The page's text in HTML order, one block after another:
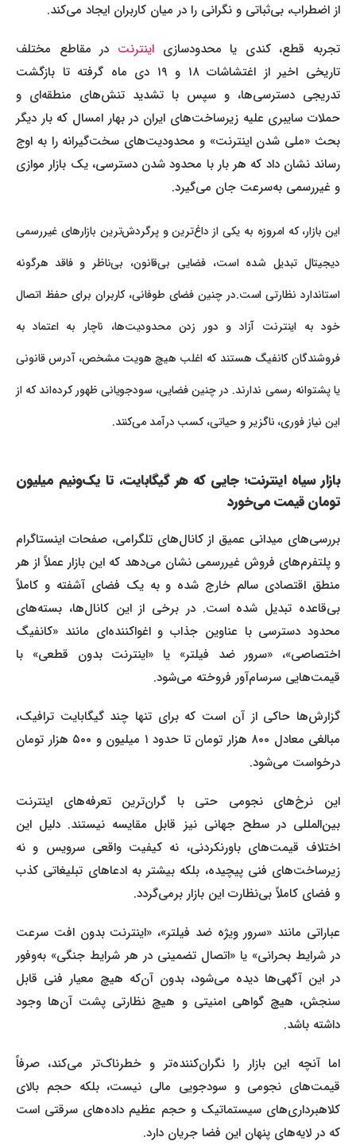
از اضطراب، بی‌ثباتی و نگرانی را در میان کاربران ایجاد می‌کند.
تجربه قطع، کندی یا محدودسازیاینترنتدر مقاطع مختلف
تاریخی اخیر از اغتشاشات ۱۸ و ۱۹ دی ماه گرفته تا بازگشت
تدریجی دسترسی‌ها، و سپس با تشدید تنش‌های منطقه‌ای و
حملات سایبری علیه زیرساخت‌های ایران در بهار امسال که بار دیگر
بحث «ملی شدن اینترنت» و محدودیت‌های سخت‌گیرانه را به اوج
رساند نشان داد که هر بار با محدود شدن دسترسی، یک بازار موازی
و غیررسمی به‌سرعت جان می‌گیرد.
این بازار، که امروزه به یکی از داغ‌ترین و پرگردش‌ترین بازارهای غیررسمی
دیجیتال تبدیل شده است، فضایی بی‌قانون، بی‌ناظر و فاقد هرگونه
استاندارد نظارتی است.در چنین فضای طوفانی، کاربران برای حفظ اتصال
خود به اینترنت آزاد و دور زدن محدودیت‌ها، ناچار به اعتماد به
فروشندگان کانفیگ‌ هستند که اغلب هیچ هویت مشخص، آدرس قانونی
یا پشتوانه رسمی ندارند. در چنین فضایی، سودجویانی ظهور کرده‌اند که از
این نیاز فوری، ناگزیر و حیاتی، کسب درآمد می‌کنند.
بازار سیاه اینترنت؛ جایی که هر گیگابایت، تا یک‌ونیم میلیون
تومان قیمت می‌خورد
بررسی‌های میدانی عمیق از کانال‌های تلگرامی، صفحات اینستاگرام
و پلتفرم‌های فروش غیررسمی نشان می‌دهد که این بازار عملاً از هر
منطق اقتصادی سالم خارج شده و به یک فضای آشفته و کاملاً
بی‌قاعده تبدیل شده است. در برخی از این کانال‌ها، بسته‌های
محدود دسترسی با عناوین جذاب و اغواکننده‌ای مانند «کانفیگ
اختصاصی»، «سرور ضد فیلتر» یا «اینترنت بدون قطعی» با
قیمت‌هایی سرسام‌آور فروخته می‌شود.
گزارش‌ها حاکی از آن است که برای تنها چند گیگابایت ترافیک،
مبالغی معادل ۸۰۰ هزار تومان تا حدود ۱ میلیون و ۵۰۰ هزار تومان
درخواست می‌شود.
این نرخ‌های نجومی حتی با گران‌ترین تعرفه‌های اینترنت
بین‌المللی در سطح جهانی نیز قابل مقایسه نیستند. دلیل این
اختلاف قیمت‌های باورنکردنی، نه کیفیت واقعی سرویس و نه
زیرساخت‌های فنی پیچیده، بلکه بیشتر به ادعاهای تبلیغاتی کذب
و فضای کاملاً بی‌نظارت این بازار برمی‌گردد.
عباراتی مانند «سرور ویژه ضد فیلتر»، «اینترنت بدون افت سرعت
در شرایط بحرانی» یا «اتصال تضمینی در هر شرایط جنگی» به‌وفور
در این آگهی‌ها دیده می‌شود، بدون آن‌که هیچ معیار فنی قابل
سنجش، هیچ گواهی امنیتی و هیچ نظارتی پشت آن‌ها وجود
داشته باشد.
اما آنچه این بازار را نگران‌کننده‌تر و خطرناک‌تر می‌کند، صرفاً
قیمت‌های نجومی و سودجویی مالی نیست، بلکه حجم بالای
کلاهبرداری‌های سیستماتیک و حجم عظیم داده‌های سرقتی است
که در لایه‌های پنهان این فضا جریان دارد.